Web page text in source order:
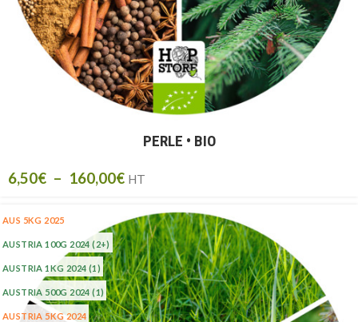
PERLE • BIO
6,50€ – 160,00€ HT
AUS 5KG 2025
AUSTRIA 100G 2024(2+)
AUSTRIA 1KG 2024 (1)
AUSTRIA 500G 2024(1)
AUSTRIA 5KG 2024